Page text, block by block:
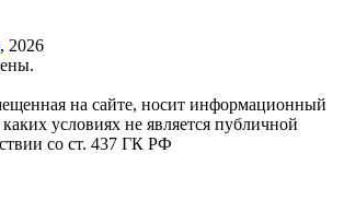
, 2026
на сайте, носит информационный
условиях не является публичной
со ст. 437 ГК РФ